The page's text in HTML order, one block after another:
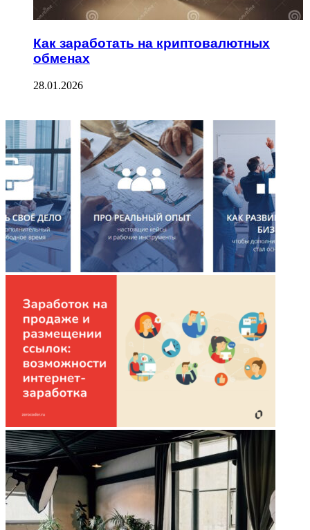
Как заработать на криптовалютных
обменах
28.01.2026